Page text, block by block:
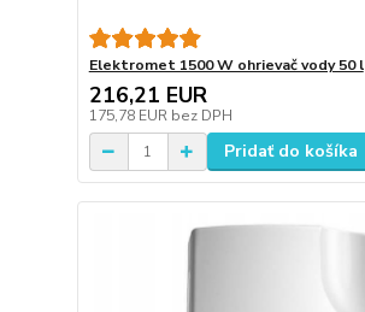
Elektromet 1500 W ohrievač vody 50 l
216,21 EUR
175,78 EUR bez DPH
Pridať do košíka